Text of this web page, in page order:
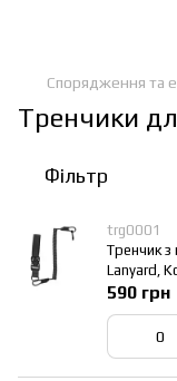
Спорядження та
Тренчики
Фільтр
trg0001
Тренчик з
Lanyard,
590 грн